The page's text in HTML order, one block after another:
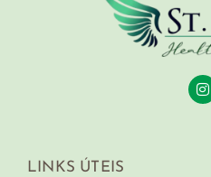
LINKS ÚTEIS